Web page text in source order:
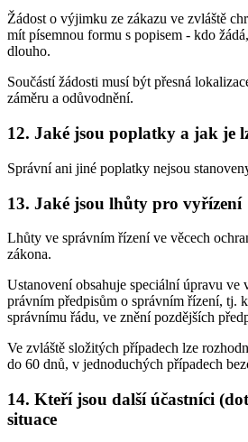
Žádost o výjimku ze zákazu ve zvláště
mít písemnou formu s popisem - kdo
dlouho.
Součástí žádosti musí být přesná
záměru a odůvodnění.
12. Jaké jsou poplatky a jak je
Správní ani jiné poplatky nejsou
13. Jaké jsou lhůty pro vyřízení
Lhůty ve správním řízení ve věcech
zákona.
Ustanovení obsahuje speciální úpravu ve
právním předpisům o správním řízení, tj.
správnímu řádu, ve znění pozdějších
Ve zvláště složitých případech lze
do 60 dnů, v jednoduchých případech
14. Kteří jsou další účastníci
situace